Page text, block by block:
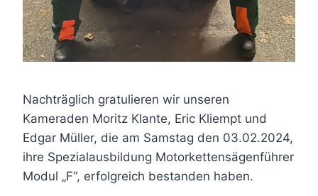
Nachträglich gratulieren wir unseren
Kameraden Moritz Klante, Eric Kliempt und
Edgar Müller, die am Samstag den 03.02.2024,
ihre Spezialausbildung Motorkettensägenführer
Modul „F“, erfolgreich bestanden haben.